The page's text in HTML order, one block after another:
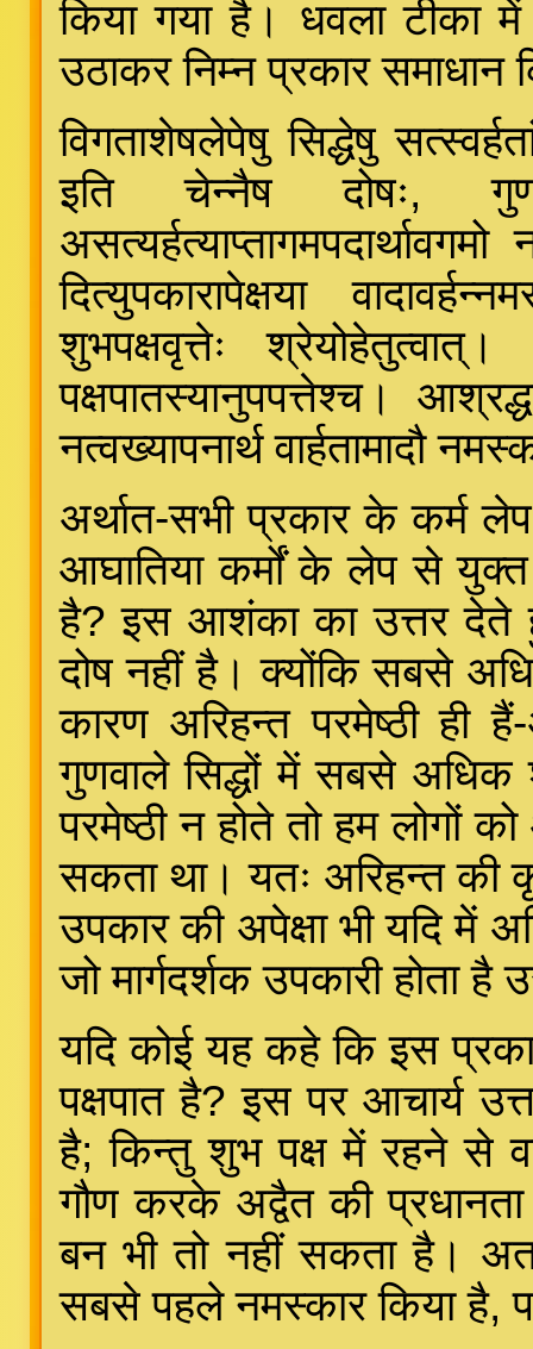
किया गया है। धवला टीका
उठाकर निम्न प्रकार समाधान
विगताशेषलेपेषु सिद्धेषु
इति चेन्नैष दोषः,
दित्युपकारापेक्षया
शुभपक्षवृत्तेः
पक्षपातस्यानुपपत्तेश्च।
नत्वख्यापनार्थ वार्हतामादौ
अर्थात-सभी प्रकार के कर्म लेप
आघातिया कर्मों के लेप से
है? इस आशंका का उत्तर देते
दोष नहीं है। क्योंकि सबसे
कारण अरिहन्त परमेष्ठी ही
गुणवाले सिद्धों में सबसे अधिक
परमेष्ठी न होते तो हम लोगों
सकता था। यतः अरिहन्त की
उपकार की अपेक्षा भी यदि में
जो मार्गदर्शक उपकारी होता
यदि कोई यह कहे कि इस
पक्षपात है? इस पर आचार्य
है; किन्तु शुभ पक्ष में रहने से
गौण करके अद्वैत की
बन भी तो नहीं सकता है।
सबसे पहले नमस्कार किया है,